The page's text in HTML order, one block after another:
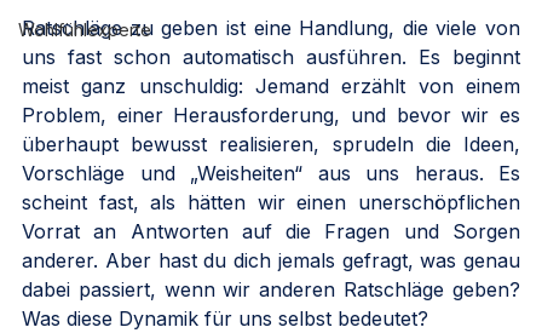
Wohlfühlexperte
Ratschläge zu geben ist eine Handlung, die viele von
uns fast schon automatisch ausführen. Es beginnt
meist ganz unschuldig: Jemand erzählt von einem
Problem, einer Herausforderung, und bevor wir es
überhaupt bewusst realisieren, sprudeln die Ideen,
Vorschläge und „Weisheiten“ aus uns heraus. Es
scheint fast, als hätten wir einen unerschöpflichen
Vorrat an Antworten auf die Fragen und Sorgen
anderer. Aber hast du dich jemals gefragt, was genau
dabei passiert, wenn wir anderen Ratschläge geben?
Was diese Dynamik für uns selbst bedeutet?